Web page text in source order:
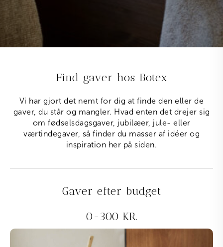
Find gaver hos Botex
Vi har gjort det nemt for dig at finde den eller de
gaver, du står og mangler. Hvad enten det drejer sig
om fødselsdagsgaver, jubilæer, jule- eller
værtindegaver, så finder du masser af idéer og
inspiration her på siden.
Gaver efter budget
0-300 KR.